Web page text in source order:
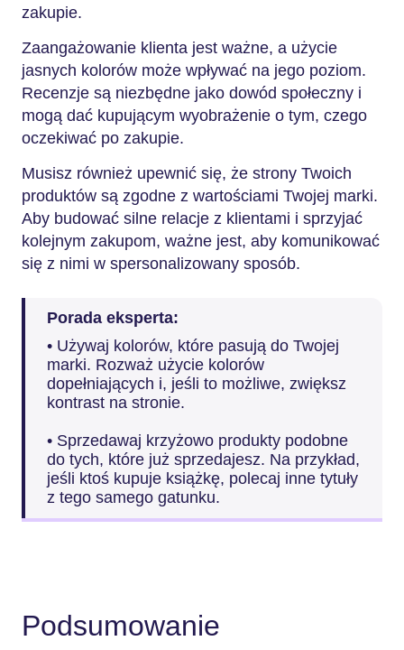
zakupie.
Zaangażowanie klienta jest ważne, a użycie
jasnych kolorów może wpływać na jego poziom.
Recenzje są niezbędne jako dowód społeczny i
mogą dać kupującym wyobrażenie o tym, czego
oczekiwać po zakupie.
Musisz również upewnić się, że strony Twoich
produktów są zgodne z wartościami Twojej marki.
Aby budować silne relacje z klientami i sprzyjać
kolejnym zakupom, ważne jest, aby komunikować
się z nimi w spersonalizowany sposób.
Porada eksperta:
• Używaj kolorów, które pasują do Twojej
marki. Rozważ użycie kolorów
dopełniających i, jeśli to możliwe, zwiększ
kontrast na stronie.
• Sprzedawaj krzyżowo produkty podobne
do tych, które już sprzedajesz. Na przykład,
jeśli ktoś kupuje książkę, polecaj inne tytuły
z tego samego gatunku.
Podsumowanie